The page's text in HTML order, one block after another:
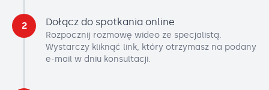
2 Dołącz do spotkania online
Rozpocznij rozmowę wideo ze specjalistą.
Wystarczy kliknąć link, który otrzymasz na podany
e-mail w dniu konsultacji.